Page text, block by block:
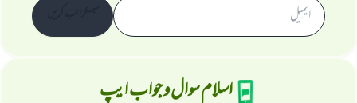
اسلام سوال و جواب ایپ